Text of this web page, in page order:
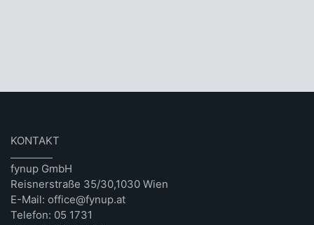
KONTAKT
fynup GmbH
Reisnerstraße 35/30,1030 Wien
E-Mail: office@fynup.at
Telefon: 05 1731